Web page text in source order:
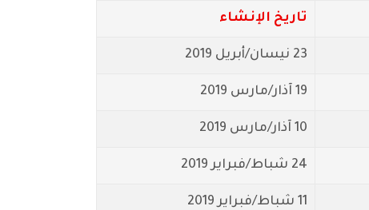
تاريخ الإنشاء
23 نيسان/أبريل 2019
19 آذار/مارس 2019
10 آذار/مارس 2019
24 شباط/فبراير 2019
11 شباط/فبراير 2019